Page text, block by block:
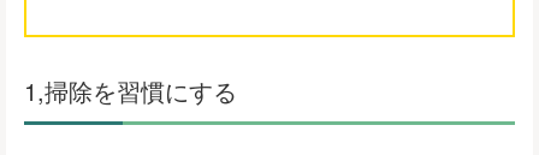
1,掃除を習慣にする